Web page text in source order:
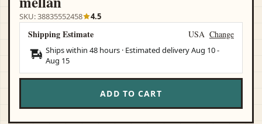
SKU: 38835552458 4.5
Shipping Estimate USA Change
Ships within 48 hours · Estimated deliveryAug 10-
Aug 15
ADD TO CART